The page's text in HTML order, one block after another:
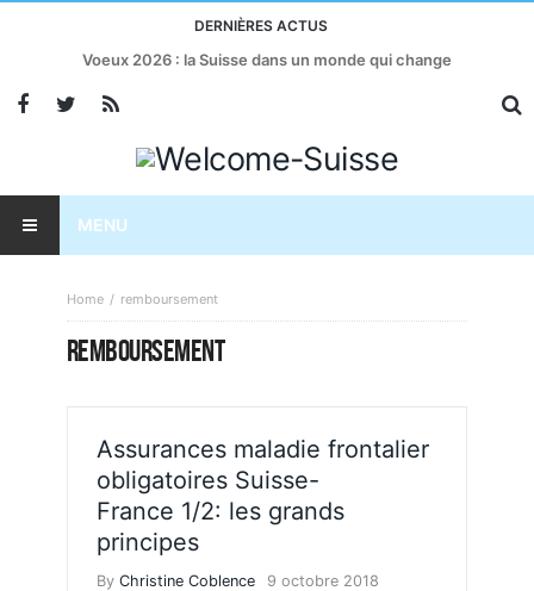
DERNIÈRES ACTUS
Voeux 2026 : la Suisse dans un monde qui change
MENU
Home remboursement
REMBOURSEMENT
Assurances maladie frontalier
obligatoires Suisse-
France 1/2: les grands
principes
By Christine Coblence 9 octobre 2018